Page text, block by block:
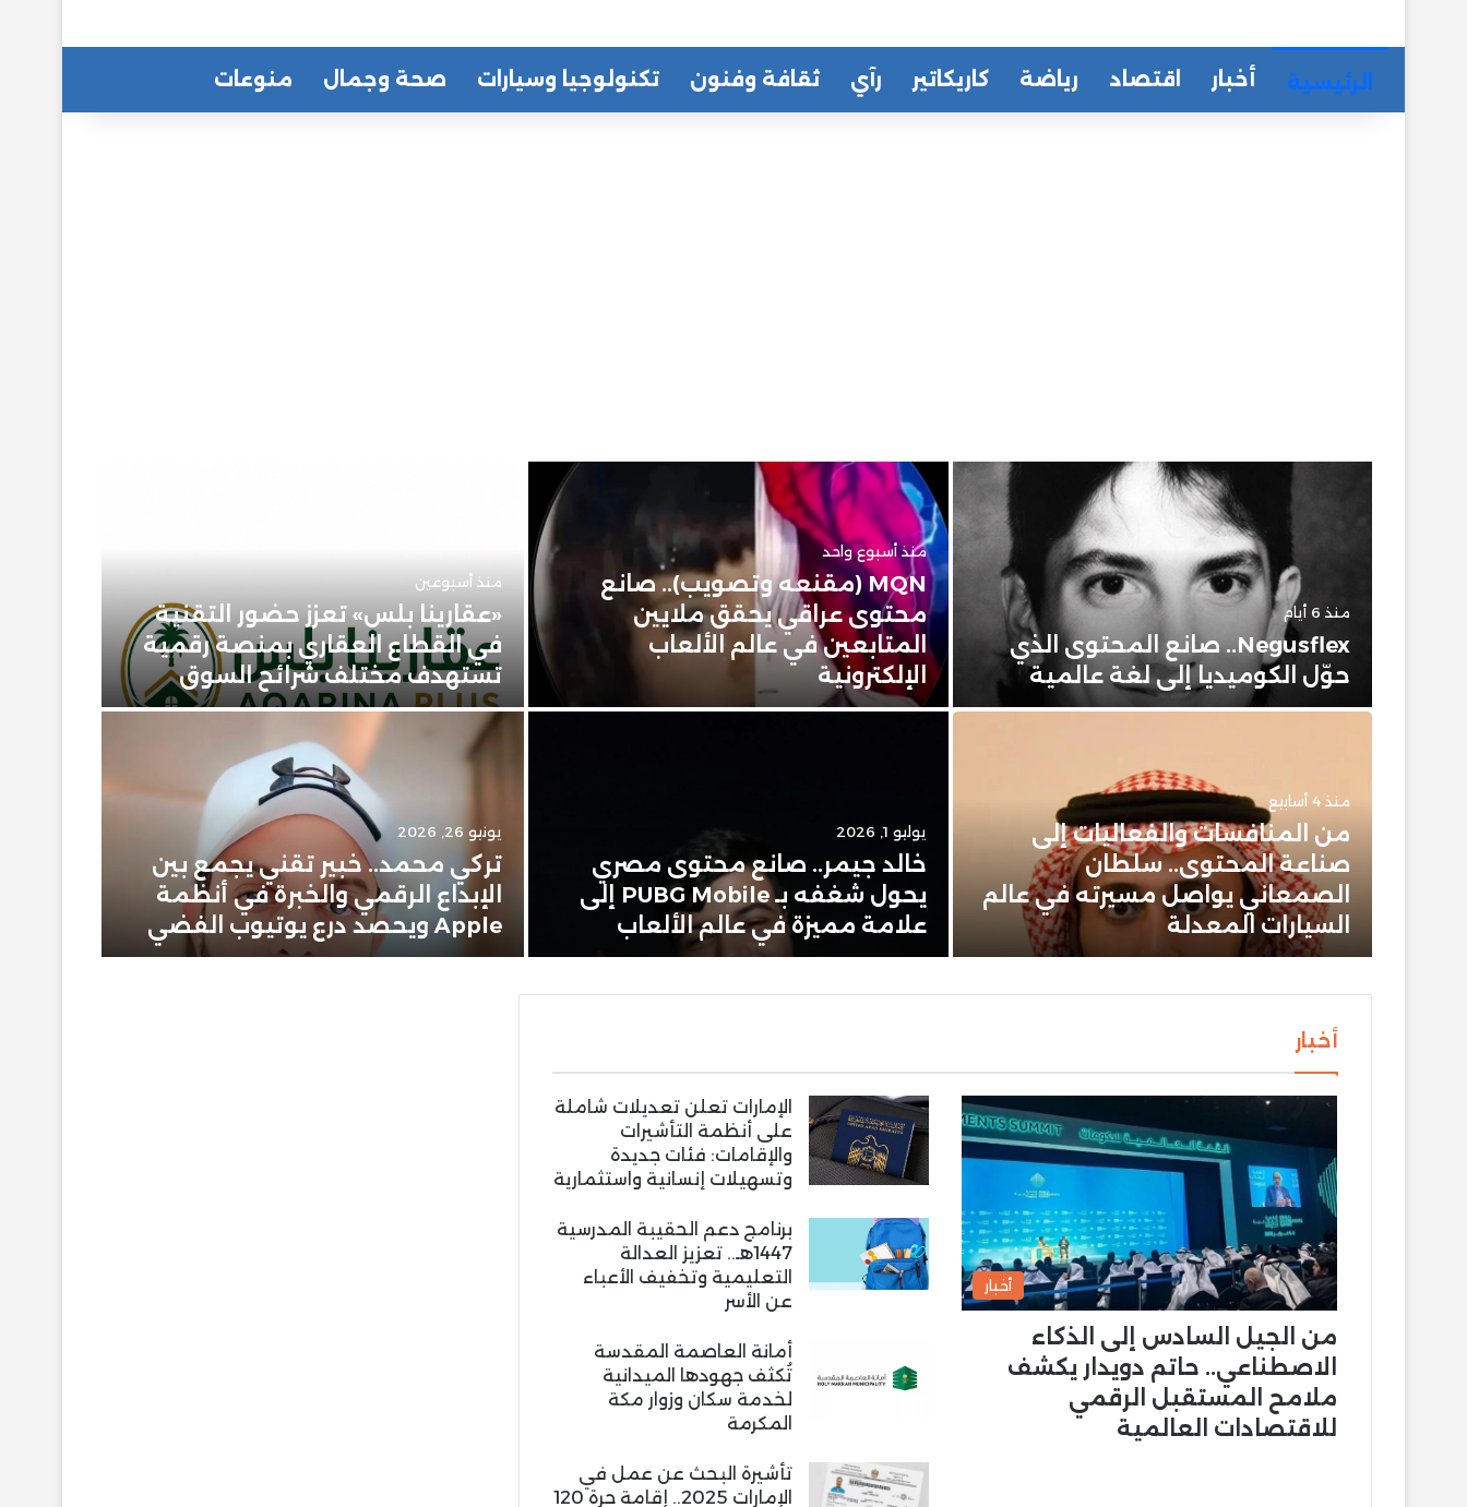
الرئيسية أخبار اقتصاد رياضة كاريكاتير رآي ثقافة وفنون تكنولوجيا وسيارات صحة وجمال منوعات
منذ 6 أيام
Negusflex.. صانع المحتوى الذي
حوّل الكوميديا إلى لغة عالمية
منذ أسبوع واحد
MQN (مقنعه وتصويب).. صانع
محتوى عراقي يحقق ملايين
المتابعين في عالم الألعاب
الإلكترونية
منذ أسبوعين
«عقارينا بلس» تعزز حضور التقنية
في القطاع العقاري بمنصة رقمية
تستهدف مختلف شرائح السوق
منذ 4 أسابيع
من المنافسات والفعاليات إلى
صناعة المحتوى.. سلطان
الصمعاني يواصل مسيرته في عالم
السيارات المعدلة
يوليو 1, 2026
خالد جيمر.. صانع محتوى مصري
يحول شغفه بـ PUBG Mobile إلى
علامة مميزة في عالم الألعاب
يونيو 26, 2026
تركي محمد.. خبير تقني يجمع بين
الإبداع الرقمي والخبرة في أنظمة
Apple ويحصد درع يوتيوب الفضي
أخبار
أخبار
من الجيل السادس إلى الذكاء
الاصطناعي.. حاتم دويدار يكشف
ملامح المستقبل الرقمي
للاقتصادات العالمية
الإمارات تعلن تعديلات شاملة
على أنظمة التأشيرات
والإقامات: فئات جديدة
وتسهيلات إنسانية واستثمارية
برنامج دعم الحقيبة المدرسية
1447هـ.. تعزيز العدالة
التعليمية وتخفيف الأعباء
عن الأسر
أمانة العاصمة المقدسة
تُكثف جهودها الميدانية
لخدمة سكان وزوار مكة
المكرمة
تأشيرة البحث عن عمل في
الإمارات 2025.. إقامة حرة 120